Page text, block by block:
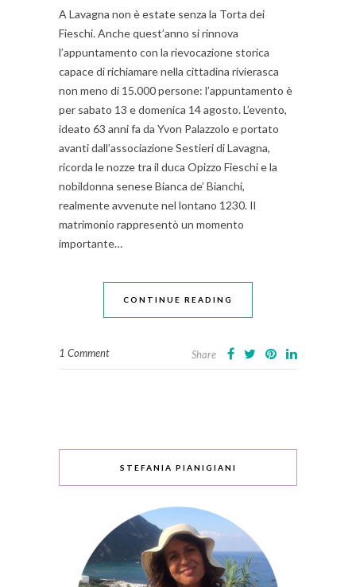
A Lavagna non è estate senza la Torta dei
Fieschi. Anche quest’anno si rinnova
l’appuntamento con la rievocazione storica
capace di richiamare nella cittadina rivierasca
non meno di 15.000 persone: l’appuntamento è
per sabato 13 e domenica 14 agosto. L’evento,
ideato 63 anni fa da Yvon Palazzolo e portato
avanti dall’associazione Sestieri di Lavagna,
ricorda le nozze tra il duca Opizzo Fieschi e la
nobildonna senese Bianca de’ Bianchi,
realmente avvenute nel lontano 1230. Il
matrimonio rappresentò un momento
importante…
CONTINUE READING
1 Comment Share
STEFANIA PIANIGIANI